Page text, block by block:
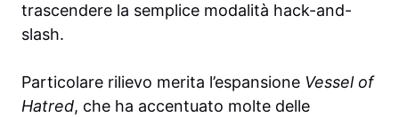
trascendere la semplice modalità hack-and-
slash.
Particolare rilievo merita l’espansione Vessel of
Hatred, che ha accentuato molte delle